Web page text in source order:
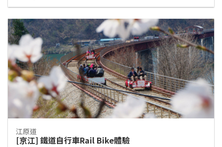
江原道
[京江] 鐵道自行車Rail Bike體驗